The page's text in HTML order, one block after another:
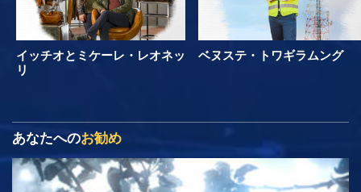
イッチオとミケーレ・レオネッ
リ
ベヌステ・トワギラムング
あなたへのお勧め